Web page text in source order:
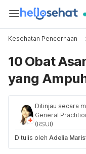
Kesehatan Pencernaan
10 Obat
yang
Ditinjau secara
General
(RSUI)
Ditulis oleh Adelia